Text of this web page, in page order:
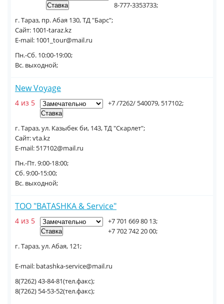
г. Тараз, пр. Абая 130, ТД "Барс";
Сайт: 1001-taraz.kz
E-mail: 1001_tour@mail.ru
8-777-3353733;
Пн.-Сб. 10:00-19:00;
Вс. выходной;
New Voyage
4 из 5
г. Тараз, ул. Казыбек би, 143, ТД "Скарлет";
Сайт: vta.kz
E-mail: 517102@mail.ru
+7 /7262/ 540079, 517102;
Пн.-Пт. 9:00-18:00;
Сб. 9:00-15:00;
Вс. выходной;
ТОО "BATASHKA & Service"
4 из 5
г. Тараз, ул. Абая, 121;
E-mail: batashka-service@mail.ru
+7 701 669 80 13;
+7 702 742 20 00;
8(7262) 43-84-81(тел.факс);
8(7262) 54-53-52(тел.факс);